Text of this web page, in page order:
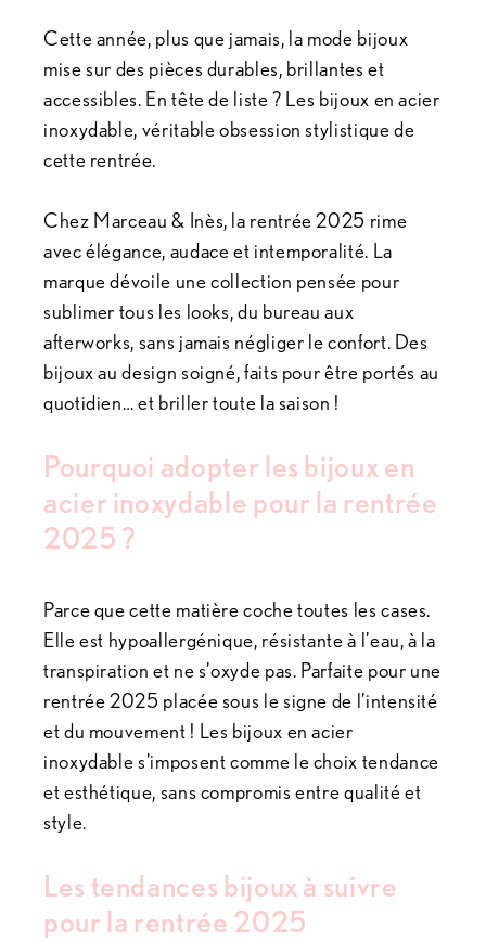
Cette année, plus que jamais, la mode bijoux
mise sur des pièces durables, brillantes et
accessibles. En tête de liste ? Les bijoux en acier
inoxydable, véritable obsession stylistique de
cette rentrée.
Chez Marceau & Inès, la rentrée 2025 rime
avec élégance, audace et intemporalité. La
marque dévoile une collection pensée pour
sublimer tous les looks, du bureau aux
afterworks, sans jamais négliger le confort. Des
bijoux au design soigné, faits pour être portés au
quotidien… et briller toute la saison !
Pourquoi adopter les bijoux en
acier inoxydable pour la rentrée
2025 ?
Parce que cette matière coche toutes les cases.
Elle est hypoallergénique, résistante à l’eau, à la
transpiration et ne s’oxyde pas. Parfaite pour une
rentrée 2025 placée sous le signe de l’intensité
et du mouvement ! Les bijoux en acier
inoxydable s'imposent comme le choix tendance
et esthétique, sans compromis entre qualité et
style.
Les tendances bijoux à suivre
pour la rentrée 2025